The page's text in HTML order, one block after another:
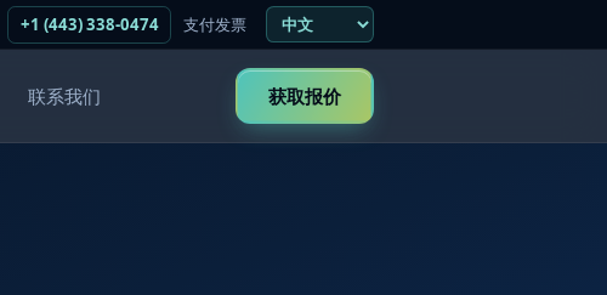
+1 (443) 338-0474 支付发票
联系我们 获取报价